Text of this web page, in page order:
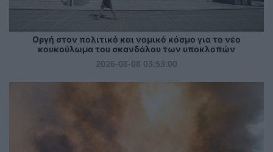
Οργή στον πολιτικό και νομικό κόσμο για το νέο
κουκούλωμα του σκανδάλου των υποκλοπών
2026-08-08 03:53:00